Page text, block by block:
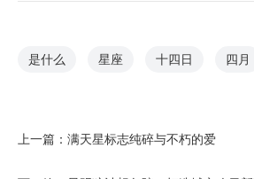
是什么 星座 十四日 四月
上一篇： 满天星标志纯碎与不朽的爱